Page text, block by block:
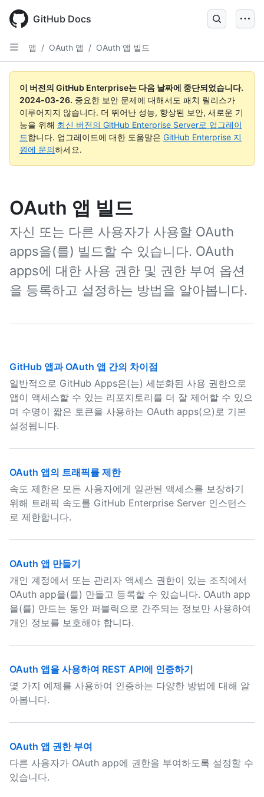
main
content
GitHub Docs
앱 / OAuth 앱 / OAuth 앱 빌드
이 버전의 GitHub Enterprise는 다음 날짜에 중단되었습니다.
2024-03-26. 중요한 보안 문제에 대해서도 패치 릴리스가
이루어지지 않습니다. 더 뛰어난 성능, 향상된 보안, 새로운 기
능을 위해 최신 버전의 GitHub Enterprise Server로 업그레이
드합니다. 업그레이드에 대한 도움말은 GitHub Enterprise 지
원에 문의하세요.
OAuth 앱 빌드
자신 또는 다른 사용자가 사용할 OAuth
apps을(를) 빌드할 수 있습니다. OAuth
apps에 대한 사용 권한 및 권한 부여 옵션
을 등록하고 설정하는 방법을 알아봅니다.
GitHub 앱과 OAuth 앱 간의 차이점
일반적으로 GitHub Apps은(는) 세분화된 사용 권한으로
앱이 액세스할 수 있는 리포지토리를 더 잘 제어할 수 있으
며 수명이 짧은 토큰을 사용하는 OAuth apps(으)로 기본
설정됩니다.
OAuth 앱의 트래픽률 제한
속도 제한은 모든 사용자에게 일관된 액세스를 보장하기
위해 트래픽 속도를 GitHub Enterprise Server 인스턴스
로 제한합니다.
OAuth 앱 만들기
개인 계정에서 또는 관리자 액세스 권한이 있는 조직에서
OAuth app을(를) 만들고 등록할 수 있습니다. OAuth app
을(를) 만드는 동안 퍼블릭으로 간주되는 정보만 사용하여
개인 정보를 보호해야 합니다.
OAuth 앱을 사용하여 REST API에 인증하기
몇 가지 예제를 사용하여 인증하는 다양한 방법에 대해 알
아봅니다.
OAuth 앱 권한 부여
다른 사용자가 OAuth app에 권한을 부여하도록 설정할 수
있습니다.